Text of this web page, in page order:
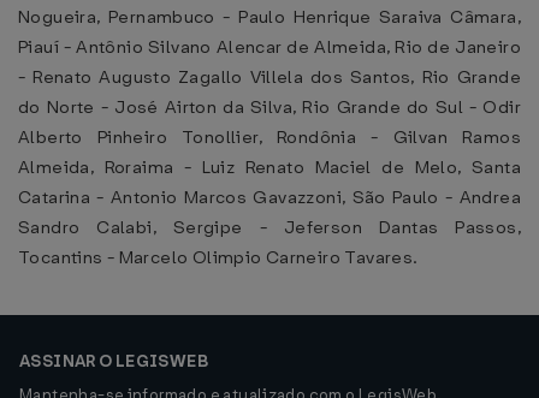
Nogueira, Pernambuco - Paulo Henrique Saraiva Câmara,
Piauí - Antônio Silvano Alencar de Almeida, Rio de Janeiro
- Renato Augusto Zagallo Villela dos Santos, Rio Grande
do Norte - José Airton da Silva, Rio Grande do Sul - Odir
Alberto Pinheiro Tonollier, Rondônia - Gilvan Ramos
Almeida, Roraima - Luiz Renato Maciel de Melo, Santa
Catarina - Antonio Marcos Gavazzoni, São Paulo - Andrea
Sandro Calabi, Sergipe - Jeferson Dantas Passos,
Tocantins - Marcelo Olimpio Carneiro Tavares.
ASSINAR O LEGISWEB